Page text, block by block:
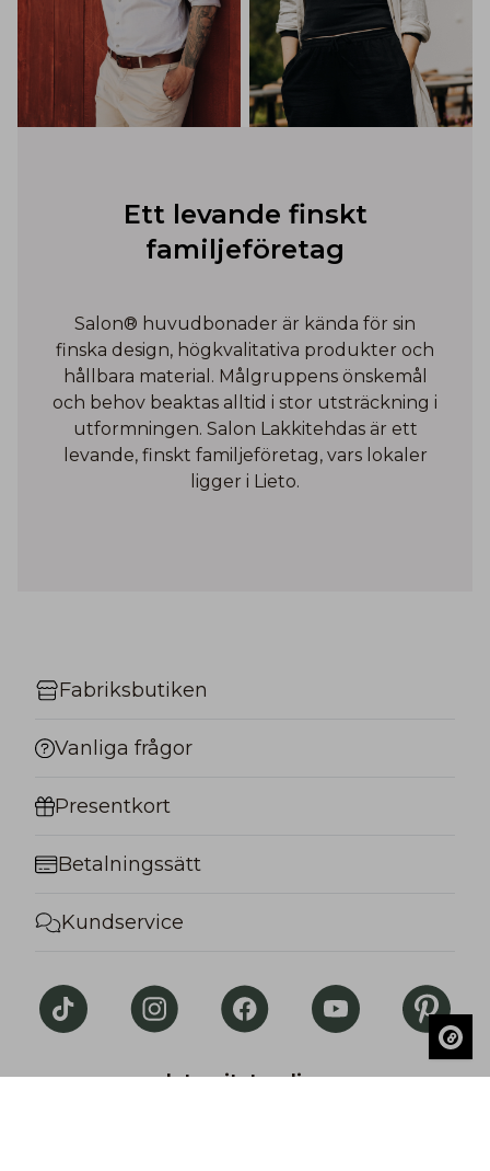
Ett levande finskt
familjeföretag
Salon® huvudbonader är kända för sin
finska design, högkvalitativa produkter och
hållbara material. Målgruppens önskemål
och behov beaktas alltid i stor utsträckning i
utformningen. Salon Lakkitehdas är ett
levande, finskt familjeföretag, vars lokaler
ligger i Lieto.
Fabriksbutiken
Vanliga frågor
Presentkort
Betalningssätt
Kundservice
Integritetspolicy